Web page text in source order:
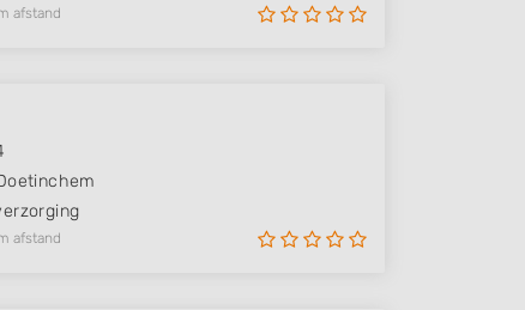
afstand
afstand